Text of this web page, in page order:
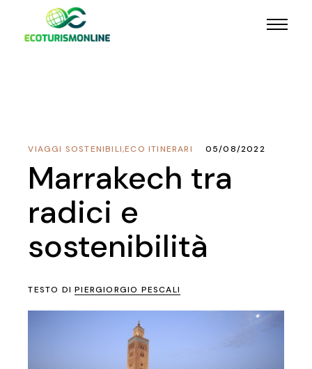
ECO ITINERARI
,
VIAGGI SOSTENIBILI 05/08/2022
Marrakech tra
radici e
sostenibilità
TESTO DIPIERGIORGIO PESCALI